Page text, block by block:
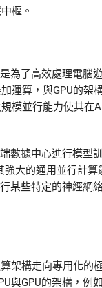
樞。
為了高效處理電腦
運算，與GPU的架
模並行能力使其在
數據中心進行模型
大的通用並行計
某些特定的神經網
架構走向專用化的
與GPU的架構，例